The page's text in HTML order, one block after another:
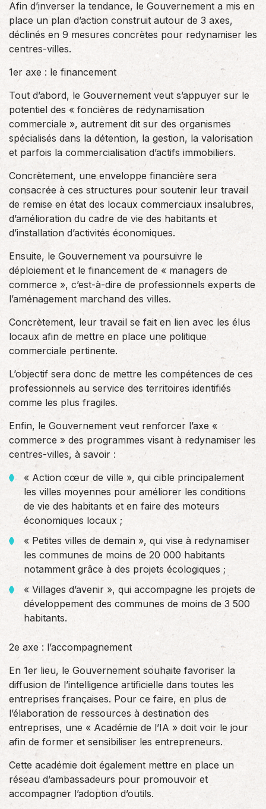
Afin d’inverser la tendance, le Gouvernement a mis en
place un plan d’action construit autour de 3 axes,
déclinés en 9 mesures concrètes pour redynamiser les
centres-villes.
1er axe : le financement
Tout d’abord, le Gouvernement veut s’appuyer sur le
potentiel des « foncières de redynamisation
commerciale », autrement dit sur des organismes
spécialisés dans la détention, la gestion, la valorisation
et parfois la commercialisation d’actifs immobiliers.
Concrètement, une enveloppe financière sera
consacrée à ces structures pour soutenir leur travail
de remise en état des locaux commerciaux insalubres,
d’amélioration du cadre de vie des habitants et
d’installation d’activités économiques.
Ensuite, le Gouvernement va poursuivre le
déploiement et le financement de « managers de
commerce », c’est-à-dire de professionnels experts de
l’aménagement marchand des villes.
Concrètement, leur travail se fait en lien avec les élus
locaux afin de mettre en place une politique
commerciale pertinente.
L’objectif sera donc de mettre les compétences de ces
professionnels au service des territoires identifiés
comme les plus fragiles.
Enfin, le Gouvernement veut renforcer l’axe «
commerce » des programmes visant à redynamiser les
centres-villes, à savoir :
« Action cœur de ville », qui cible principalement
les villes moyennes pour améliorer les conditions
de vie des habitants et en faire des moteurs
économiques locaux ;
« Petites villes de demain », qui vise à redynamiser
les communes de moins de 20 000 habitants
notamment grâce à des projets écologiques ;
« Villages d’avenir », qui accompagne les projets de
développement des communes de moins de 3 500
habitants.
2e axe : l’accompagnement
En 1er lieu, le Gouvernement souhaite favoriser la
diffusion de l’intelligence artificielle dans toutes les
entreprises françaises. Pour ce faire, en plus de
l’élaboration de ressources à destination des
entreprises, une « Académie de l’IA » doit voir le jour
afin de former et sensibiliser les entrepreneurs.
Cette académie doit également mettre en place un
réseau d’ambassadeurs pour promouvoir et
accompagner l’adoption d’outils.